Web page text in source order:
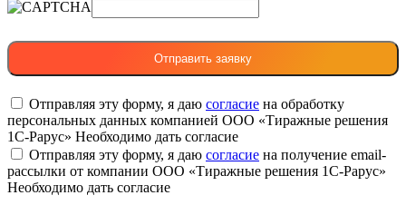
Отправляя эту форму, я даю согласие на обработку
персональных данных компанией ООО «Тиражные решения
1С-Рарус» Необходимо дать согласие
Отправляя эту форму, я даю согласие на получение email-
рассылки от компании ООО «Тиражные решения 1С-Рарус»
Необходимо дать согласие